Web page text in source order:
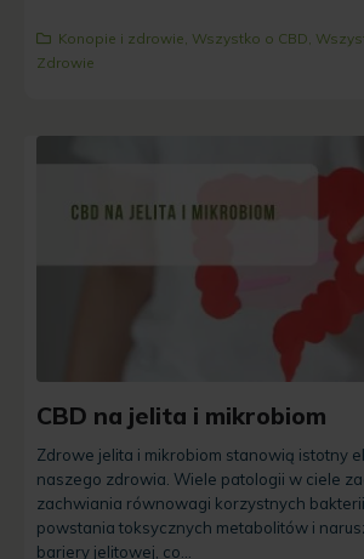
Konopie i zdrowie Wszystko o CBD
Zdrowie
CBD na jelita i mikrobiom
Zdrowe jelita i mikrobiom stanowią istotny
naszego zdrowia. Wiele patologii w ciele
zachwiania równowagi korzystnych
powstania toksycznych metabolitów i
bariery jelitowej, co...